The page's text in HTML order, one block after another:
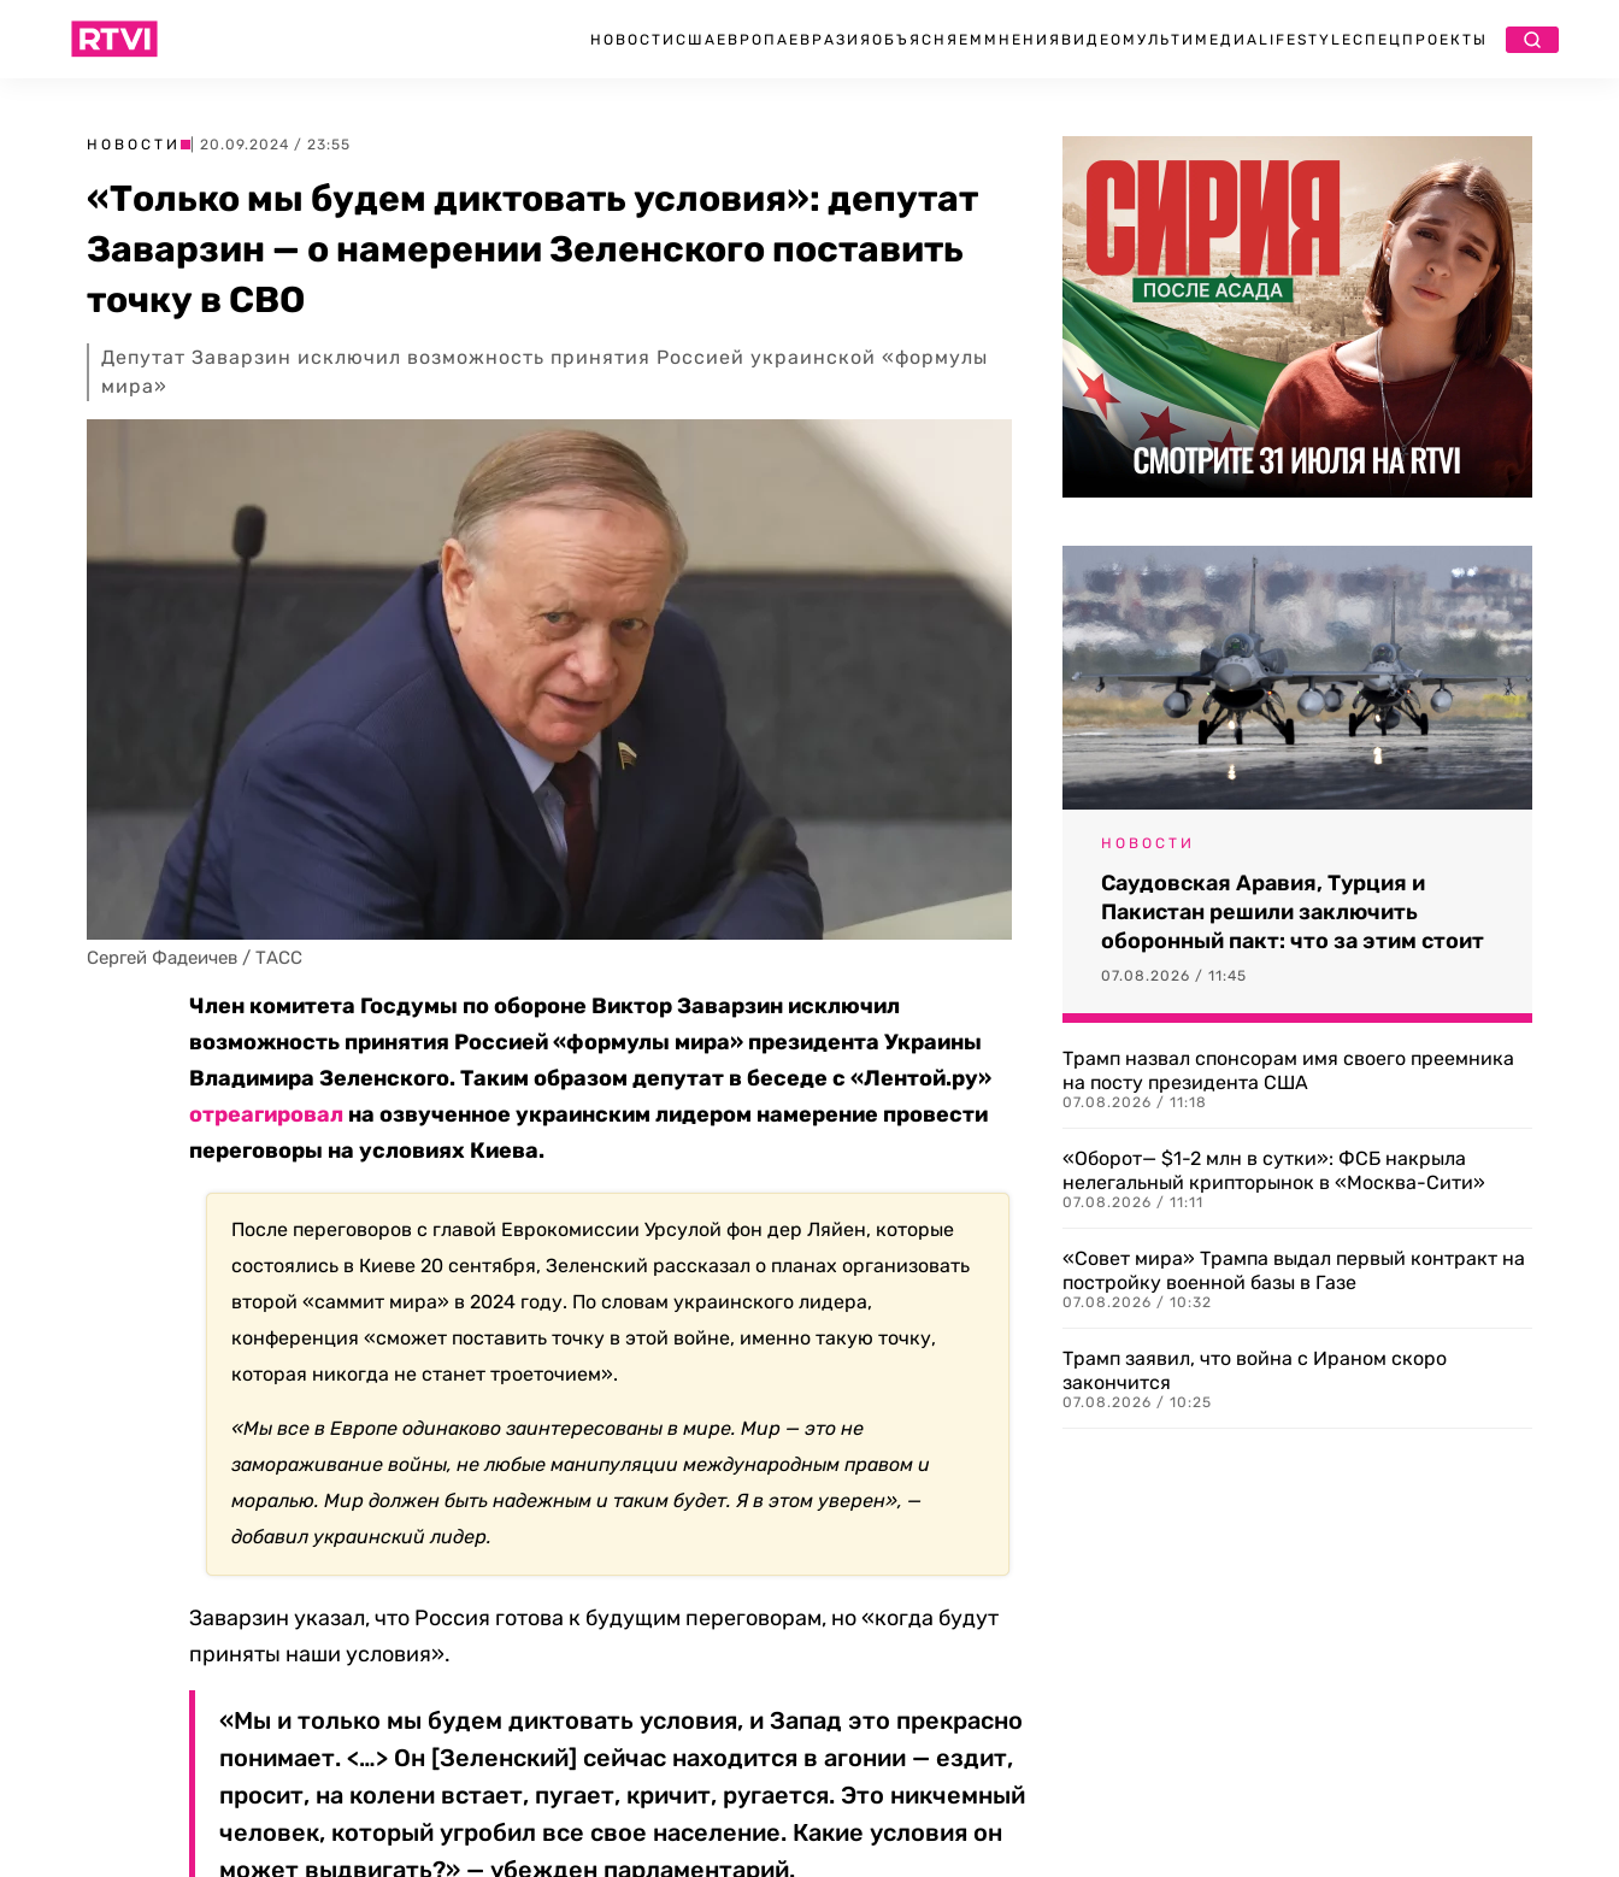
НОВОСТИ США ЕВРОПА ЕВРАЗИЯ ОБЪЯСНЯЕМ МНЕНИЯ ВИДЕО МУЛЬТИМЕДИА LIFESTYLEСПЕЦПРОЕКТЫ
НОВОСТИ | 20.09.2024 / 23:55
«Только мы будем диктовать условия»: депутат
Заварзин — о намерении Зеленского поставить
точку в СВО
Депутат Заварзин исключил возможность принятия Россией украинской «формулы
мира»
Сергей Фадеичев / ТАСС
Член комитета Госдумы по обороне Виктор Заварзин исключил
возможность принятия Россией «формулы мира» президента Украины
Владимира Зеленского. Таким образом депутат в беседе с «Лентой.ру»
отреагировал на озвученное украинским лидером намерение провести
переговоры на условиях Киева.
После переговоров с главой Еврокомиссии Урсулой фон дер Ляйен, которые
состоялись в Киеве 20 сентября, Зеленский рассказал о планах организовать
второй «саммит мира» в 2024 году. По словам украинского лидера,
конференция «сможет поставить точку в этой войне, именно такую точку,
которая никогда не станет троеточием».
«Мы все в Европе одинаково заинтересованы в мире. Мир — это не
замораживание войны, не любые манипуляции международным правом и
моралью. Мир должен быть надежным и таким будет. Я в этом уверен», —
добавил украинский лидер.
Заварзин указал, что Россия готова к будущим переговорам, но «когда будут
приняты наши условия».
«Мы и только мы будем диктовать условия, и Запад это прекрасно
понимает. <…> Он [Зеленский] сейчас находится в агонии — ездит,
просит, на колени встает, пугает, кричит, ругается. Это никчемный
человек, который угробил все свое население. Какие условия он
может выдвигать?» — убежден парламентарий.
НОВОСТИ
Саудовская Аравия, Турция и
Пакистан решили заключить
оборонный пакт: что за этим стоит
07.08.2026 / 11:45
Трамп назвал спонсорам имя своего преемника
на посту президента США
07.08.2026 / 11:18
«Оборот— $1-2 млн в сутки»: ФСБ накрыла
нелегальный крипторынок в «Москва-Сити»
07.08.2026 / 11:11
«Совет мира» Трампа выдал первый контракт на
постройку военной базы в Газе
07.08.2026 / 10:32
Трамп заявил, что война с Ираном скоро
закончится
07.08.2026 / 10:25